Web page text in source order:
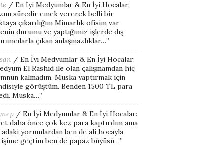
/ En İyi Medyumlar & En İyi Hocalar:
süredir emek vererek belli bir
çıkardığım Mimarlık ofisim var
durumu ve yaptığımız işlerde dış
çıkan anlaşmazlıklar…”
/ En İyi Medyumlar & En İyi Hocalar:
El Rashid ile olan çalışmamdan hiç
kalmadım. Muska yaptırmak için
görüştüm. Benden 1500 TL para
Muska…”
/ En İyi Medyumlar & En İyi Hocalar:
daha önce çok kez para kaptırdım ama
yorumlardan ben de ali hocayla
geçtim ben de papaz büyüsü…”